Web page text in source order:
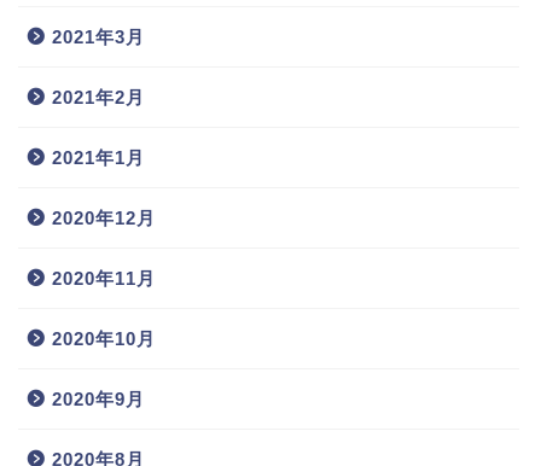
2021年3月
2021年2月
2021年1月
2020年12月
2020年11月
2020年10月
2020年9月
2020年8月